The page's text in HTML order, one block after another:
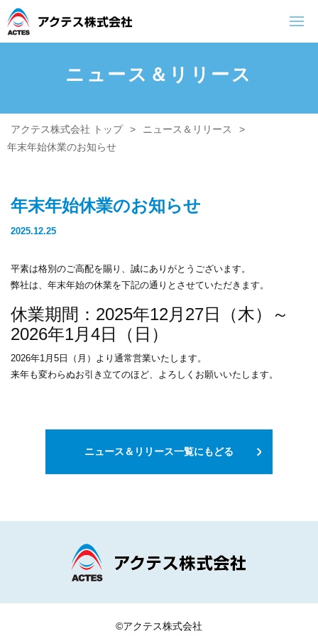
ニュース＆リリース
アクテス株式会社 トップ > ニュース＆リリース
>
年末年始休業のお知らせ
年末年始休業のお知らせ
2025.12.25
平素は格別のご高配を賜り、誠にありがとうございます。
弊社は、年末年始の休業を下記の通りとさせていただきます。
休業期間：2025年12月27日（木）～
2026年1月4日（日）
2026年1月5日（月）より通常営業いたします。
来年も変わらぬお引き立てのほど、よろしくお願いいたします。
ニュース＆リリース一覧にもどる
©アクテス株式会社
トップページ
会社案内
ご挨拶・理念
業務内容
排水処理設備
盤制作（タイ）
採用情報
お問い合わせ ニュース一覧